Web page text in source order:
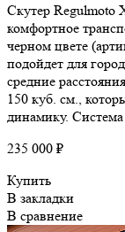
Скутер Regulmoto
комфортное
черном цвете
подойдет для
средние
150 куб. см.,
динамику. Система ..
235 000 ₽
Купить
В закладки
В сравнение